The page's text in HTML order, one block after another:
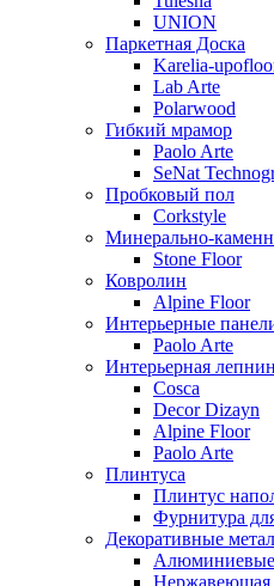
UNION
Паркетная Доска
Karelia-
Lab Arte
Polarwood
Гибкий мрамор
Paolo Arte
SeNat
Пробковый пол
Corkstyle
Минерально-
Stone Floor
Ковролин
Alpine Floor
Интерьерные
Paolo Arte
Интерьерная
Cosca
Decor Dizayn
Alpine Floor
Paolo Arte
Плинтуса
Плинтус
Фурнитура
Декоративные
Алюминиевые
Нержавеющая